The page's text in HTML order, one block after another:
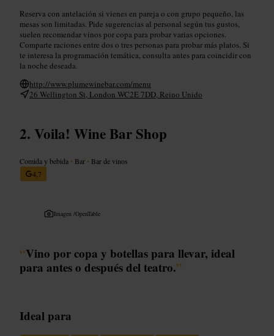
Reserva con antelación si vienes en pareja o con grupo pequeño, las
mesas son limitadas. Pide sugerencias al personal según tus gustos,
suelen recomendar vinos por copa para probar varias opciones.
Comparte raciones entre dos o tres personas para probar más platos. Si
te interesa la programación temática, consulta antes para coincidir con
la noche deseada.
http://www.plumewinebar.com/menu
26 Wellington St, London WC2E 7DD, Reino Unido
Voila! Wine Bar Shop
Comida y bebida • Bar • Bar de vinos
4,7
Imagen /OpenTable
“Vino por copa y botellas para llevar, ideal
para antes o después del teatro.”
Ideal para